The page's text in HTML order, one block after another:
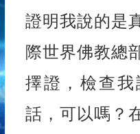
證明我說的是
際世界佛教總
擇證，檢查
話，可以嗎？